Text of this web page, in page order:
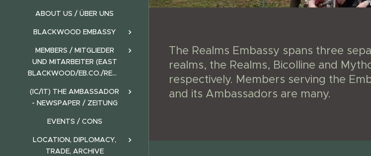
ABOUT US / ÜBER UNS
BLACKWOOD EMBASSY
MEMBERS / MITGLIEDER
UND MITARBEITER (EAST
BLACKWOOD/EB.CO./REALMS)
(IC/IT) THE AMBASSADOR
- NEWSPAPER / ZEITUNG
EVENTS / CONS
LOCATION, DIPLOMACY,
TRADE, ARCHIVE
The Realms Embassy spans three
realms, the Realms, Bicolline and
respectively. Members serving the
and its Ambassadors are many.